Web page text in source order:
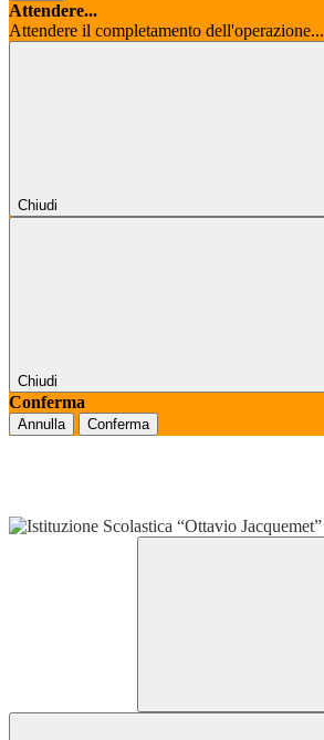
Attendere...
Attendere il completamento dell'operazione...
Chiudi
Chiudi
Conferma
Annulla Conferma